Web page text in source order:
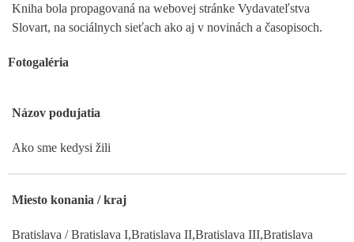
Kniha bola propagovaná na webovej stránke Vydavateľstva
Slovart, na sociálnych sieťach ako aj v novinách a časopisoch.
Fotogaléria
Názov podujatia
Ako sme kedysi žili
Miesto konania / kraj
Bratislava / Bratislava I,Bratislava II,Bratislava III,Bratislava